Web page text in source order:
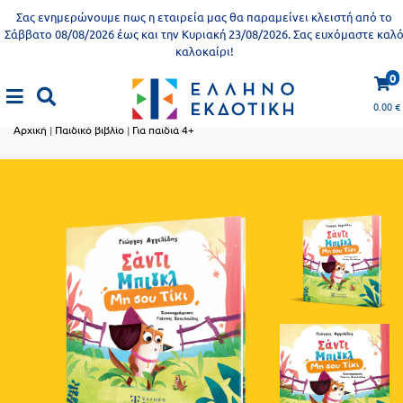
Σας ενημερώνουμε πως η εταιρεία μας θα παραμείνει κλειστή από το
Σάββατο 08/08/2026 έως και την Κυριακή 23/08/2026. Σας ευχόμαστε καλό
καλοκαίρι!
0
0.00€
X
ενήλικες
Αποκλειστική
διάθεση
Trivia
Books
- Η
γνώση
είναι
Προδημοτική
εκπαίδευση
αφίσες
Βιβλία
νηπιαγωγείου
Ελληνίζειν
Δημοτικό
Τάξη
Παιδικό βιβλίο
Αρχική | Παιδικό βιβλίο | Για παιδιά 4+